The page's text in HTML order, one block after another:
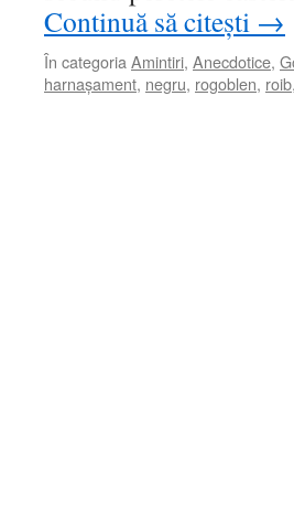
Continuă să citești →
În categoria Amintiri, Anecdotice,
harnașament, negru, rogoblen, roib,